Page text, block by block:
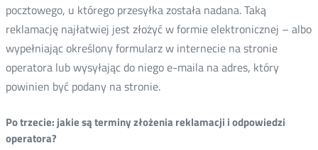
pocztowego, u którego przesyłka została nadana. Taką
reklamację najłatwiej jest złożyć w formie elektronicznej – albo
wypełniając określony formularz w internecie na stronie
operatora lub wysyłając do niego e-maila na adres, który
powinien być podany na stronie.
Po trzecie: jakie są terminy złożenia reklamacji i odpowiedzi
operatora?